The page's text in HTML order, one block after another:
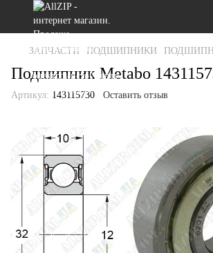
ЗАПЧАСТИ ПОДШИПНИКИ
Подшипник Metabo
Артикул: 143115730 Оставить отзыв